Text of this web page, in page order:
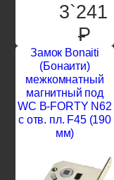
3`241
P
Замок Bonaiti
(Бонаити)
межкомнатный
магнитный под
WC B-FORTY N62
с отв. пл. F45 (190
мм)